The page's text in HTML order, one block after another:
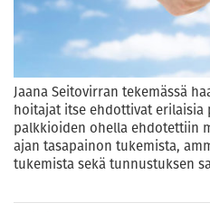
Jaana Seitovirran tekemässä
hoitajat itse ehdottivat erilaisia
palkkioiden ohella ehdotettiin
ajan tasapainon tukemista,
tukemista sekä tunnustuksen